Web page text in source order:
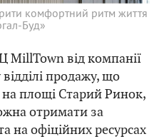
комфортний ритм життя
Буд»
MillTown від компанії
продажу, що
площі Старий Ринок,
отримати за
на офіційних ресурсах